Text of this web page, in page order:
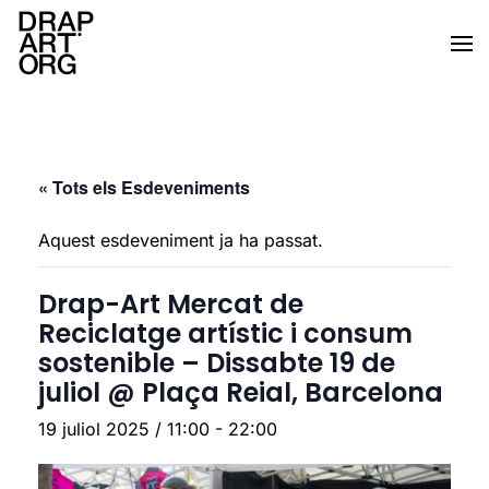
Skip to main content
« Tots els Esdeveniments
Aquest esdeveniment ja ha passat.
Drap-Art Mercat de
Reciclatge artístic i consum
sostenible – Dissabte 19 de
juliol @ Plaça Reial, Barcelona
19 juliol 2025 / 11:00 - 22:00